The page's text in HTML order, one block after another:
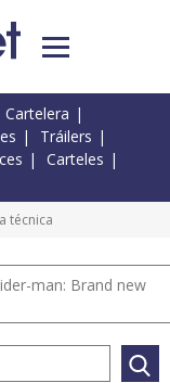
Cartelera
Tráilers
Carteles
técnica
man: Brand new